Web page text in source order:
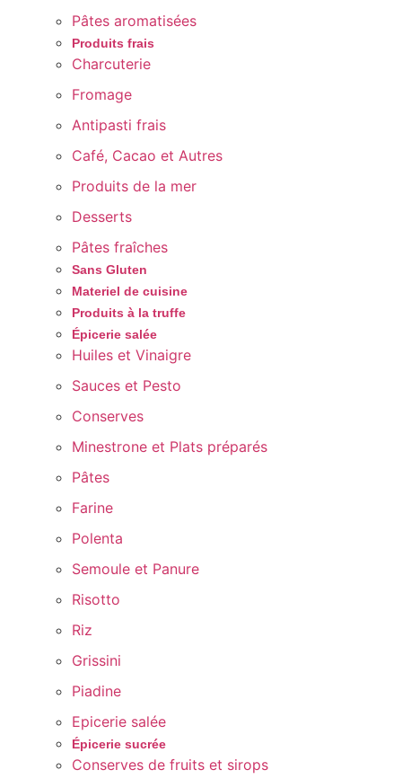
Pâtes aromatisées
Produits frais
Charcuterie
Fromage
Antipasti frais
Café, Cacao et Autres
Produits de la mer
Desserts
Pâtes fraîches
Sans Gluten
Materiel de cuisine
Produits à la truffe
Épicerie salée
Huiles et Vinaigre
Sauces et Pesto
Conserves
Minestrone et Plats préparés
Pâtes
Farine
Polenta
Semoule et Panure
Risotto
Riz
Grissini
Piadine
Epicerie salée
Épicerie sucrée
Conserves de fruits et sirops